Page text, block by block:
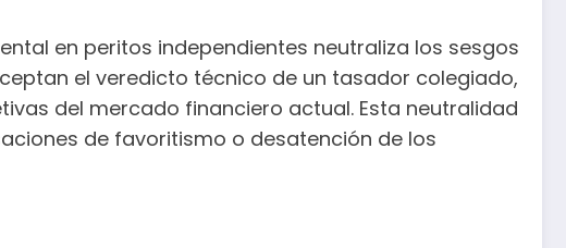
en peritos independientes neutraliza los sesgos
el veredicto técnico de un tasador colegiado,
del mercado financiero actual. Esta neutralidad
de favoritismo o desatención de los